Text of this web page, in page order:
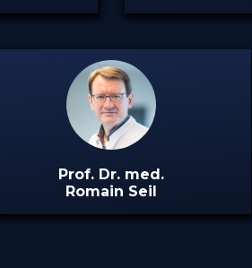
Prof. Dr. med.
Romain Seil